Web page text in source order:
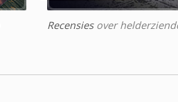
Recensiesover